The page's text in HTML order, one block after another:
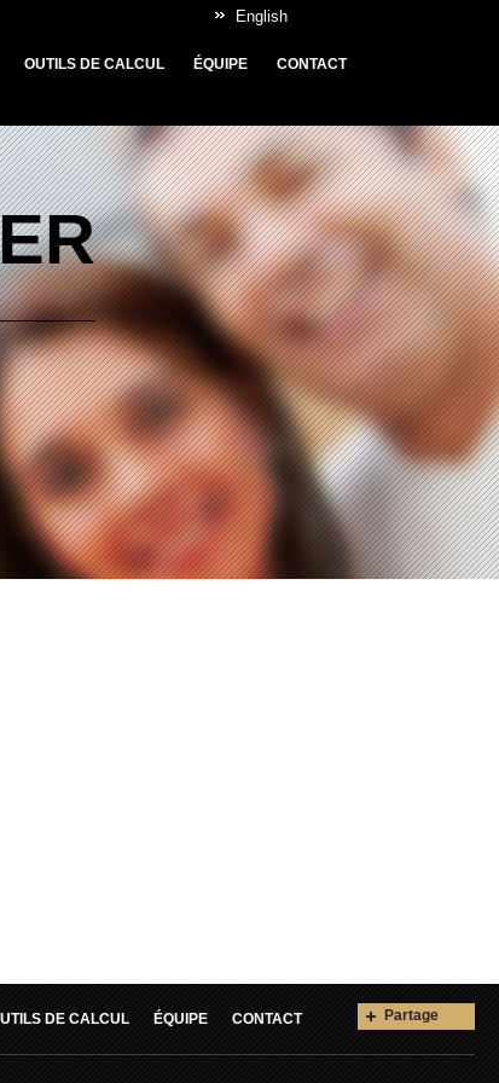
English
OUTILS DE CALCUL ÉQUIPE CONTACT
DE CALCUL ÉQUIPE CONTACT Partage